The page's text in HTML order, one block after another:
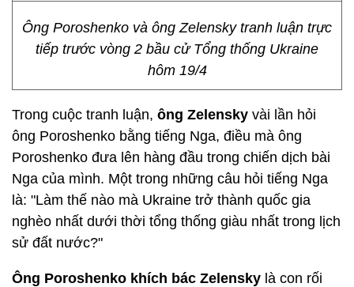
Ông Poroshenko và ông Zelensky tranh luận trực
tiếp trước vòng 2 bầu cử Tổng thống Ukraine
hôm 19/4
Trong cuộc tranh luận, ông Zelensky vài lần hỏi
ông Poroshenko bằng tiếng Nga, điều mà ông
Poroshenko đưa lên hàng đầu trong chiến dịch bài
Nga của mình. Một trong những câu hỏi tiếng Nga
là: "Làm thế nào mà Ukraine trở thành quốc gia
nghèo nhất dưới thời tổng thống giàu nhất trong lịch
sử đất nước?"
Ông Poroshenko khích bác Zelensky là con rối